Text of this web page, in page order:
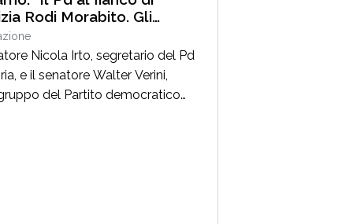
Rodi Morabito. Gli
e i lavoratori onesti
essere lasciati da
Nicola Irto, segretario del Pd
e il senatore Walter Verini,
del Partito democratico